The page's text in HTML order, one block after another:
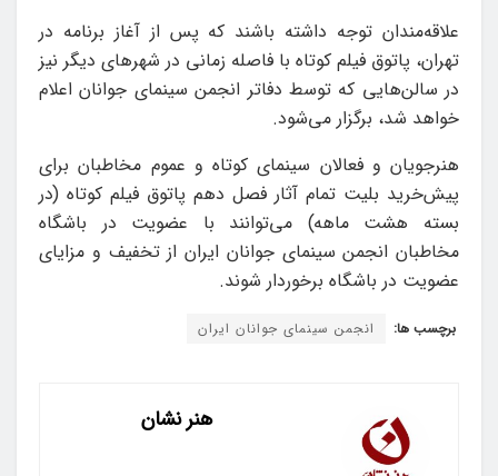
علاقه‌مندان توجه داشته باشند که پس از آغاز برنامه در
تهران، پاتوق فیلم کوتاه با فاصله زمانی در شهرهای دیگر نیز
در سالن‌هایی که توسط دفاتر انجمن سینمای جوانان اعلام
خواهد شد، برگزار می‌شود.
هنرجویان و فعالان سینمای کوتاه و عموم مخاطبان برای
پیش‌خرید بلیت تمام آثار فصل دهم پاتوق فیلم کوتاه (در
بسته هشت ماهه) می‌توانند با عضویت در باشگاه
مخاطبان انجمن سینمای جوانان ایران از تخفیف و مزایای
عضویت در باشگاه برخوردار شوند.
برچسب ها: انجمن سینمای جوانان ایران
هنر نشان